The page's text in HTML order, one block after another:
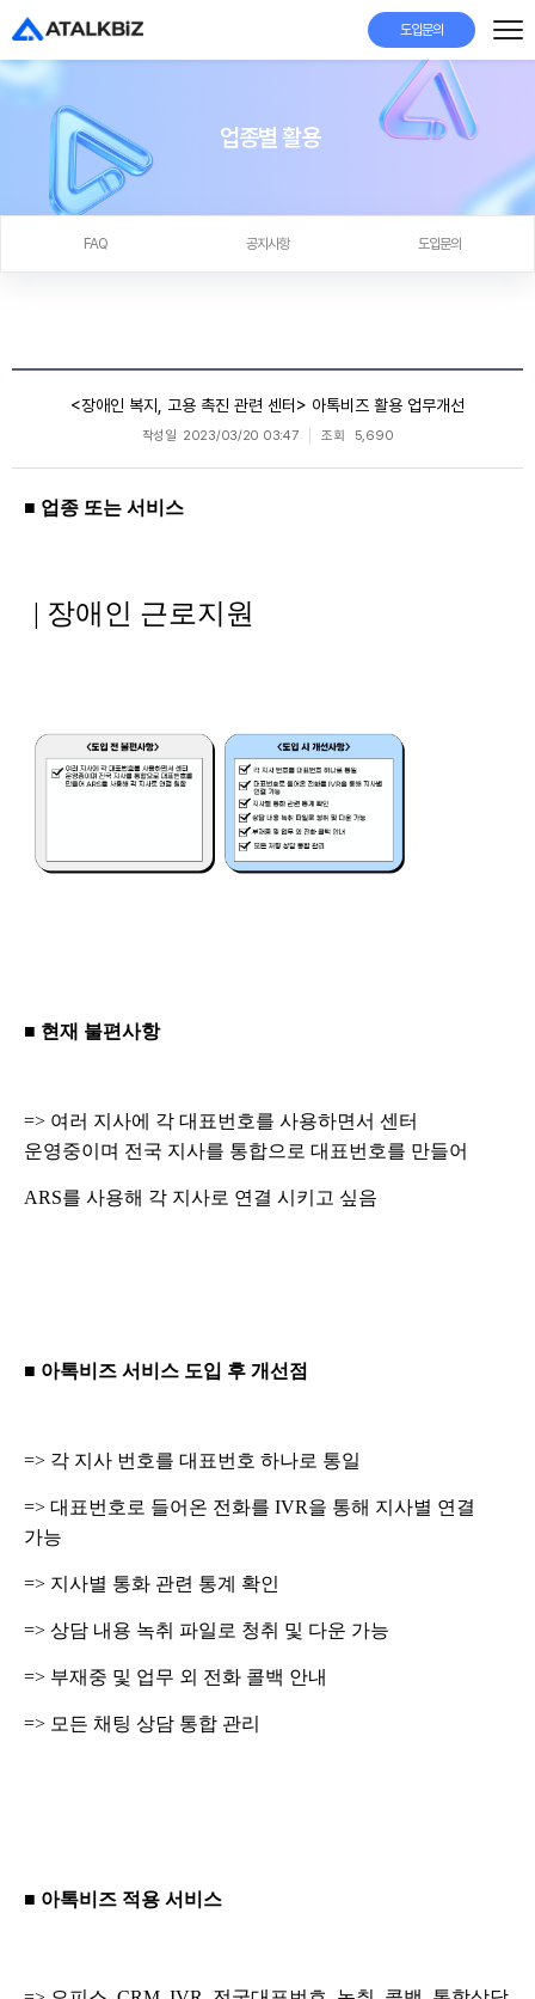
도입문의
업종별 활용
FAQ 공지사항 도입문의
<장애인 복지, 고용 촉진 관련 센터> 아톡비즈 활용 업무개선
작성일 2023/03/20 03:47 조회 5,690
■ 업종 또는 서비스
| 장애인 근로지원
■ 현재 불편사항
=> 여러 지사에 각 대표번호를 사용하면서 센터
운영중이며 전국 지사를 통합으로 대표번호를 만들어
ARS를 사용해 각 지사로 연결 시키고 싶음
■ 아톡비즈 서비스 도입 후 개선점
=> 각 지사 번호를 대표번호 하나로 통일
=> 대표번호로 들어온 전화를 IVR을 통해 지사별 연결
가능
=> 지사별 통화 관련 통계 확인
=> 상담 내용 녹취 파일로 청취 및 다운 가능
=> 부재중 및 업무 외 전화 콜백 안내
=> 모든 채팅 상담 통합 관리
■ 아톡비즈 적용 서비스